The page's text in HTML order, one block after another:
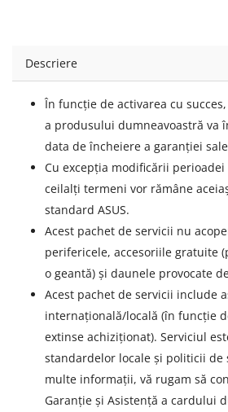
Descriere
În funcție de activarea cu
a produsului dumneavoastră va
data de încheiere a garanției
Cu excepția modificării
ceilalți termeni vor rămâne
standard ASUS.
Acest pachet de servicii nu
perifericele, accesoriile gratuite
o geantă) și daunele provocate
Acest pachet de servicii include
internațională/locală (în funcție
extinse achiziționat). Serviciul
standardelor locale și politicii de
multe informații, vă rugam să
Garanție și Asistență a cardului